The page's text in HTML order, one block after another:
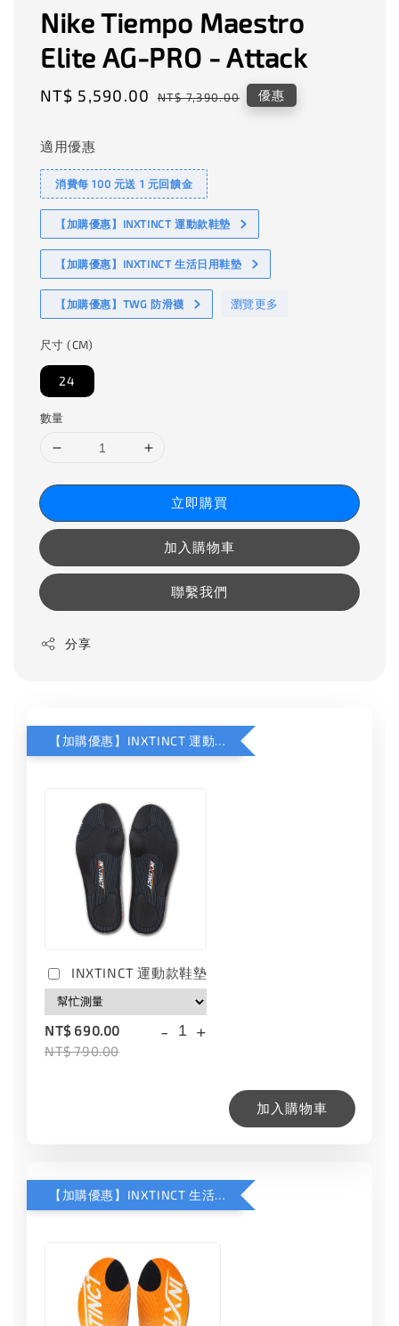
Nike Tiempo Maestro
Elite AG-PRO - Attack
Sale
NT$ 5,590.00 Regular
NT$ 7,390.00 優惠
適用優惠
消費每 100 元送 1 元回饋金
【加購優惠】INXTINCT 運動款鞋墊
【加購優惠】INXTINCT 生活日用鞋墊
【加購優惠】TWG 防滑襪 瀏覽更多
尺寸 (CM)
24
數量
立即購買
加入購物車
聯繫我們
分享
【加購優惠】INXTINCT 運動款鞋墊
INXTINCT 運動款鞋墊
NT$ 690.00
NT$ 790.00
- +
加入購物車
【加購優惠】INXTINCT 生活日用鞋墊